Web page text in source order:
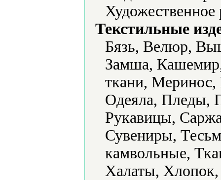
Текстильные
Бязь, Велюр,
Замша,
ткани,
Одеяла, Пледы,
Рукавицы,
Сувениры,
камвольные,
Халаты,